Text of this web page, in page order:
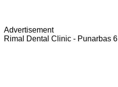
Advertisement
Rimal Dental Clinic - Punarbas 6